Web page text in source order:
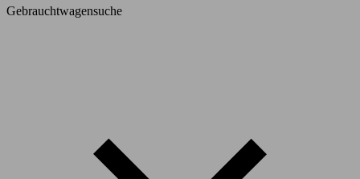
Gebrauchtwagensuche